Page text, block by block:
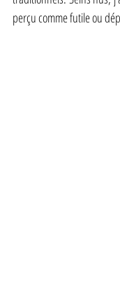
perçu comme futile ou